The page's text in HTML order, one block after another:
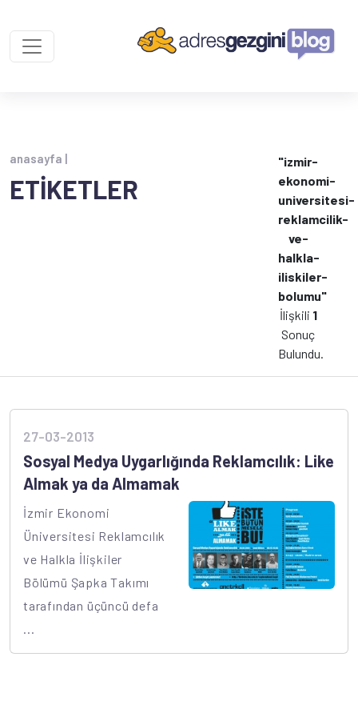
anasayfa |
ETİKETLER
"izmir-
ekonomi-
universitesi-
reklamcilik-
ve-
halkla-
iliskiler-
bolumu"
İlişkili 1
Sonuç
Bulundu.
27-03-2013
Sosyal Medya Uygarlığında Reklamcılık: Like
Almak ya da Almamak
İzmir Ekonomi
Üniversitesi Reklamcılık
ve Halkla İlişkiler
Bölümü Şapka Takımı
tarafından üçüncü defa
...